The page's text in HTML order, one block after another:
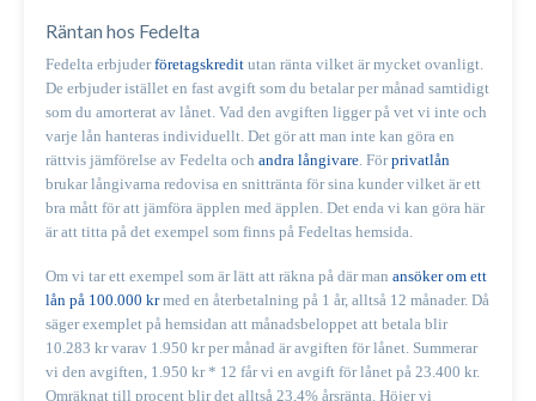
Räntan hos Fedelta
Fedelta erbjuderföretagskredit utan ränta vilket är mycket ovanligt.
De erbjuder istället en fast avgift som du betalar per månad samtidigt
som du amorterat av lånet. Vad den avgiften ligger på vet vi inte och
varje lån hanteras individuellt. Det gör att man inte kan göra en
rättvis jämförelse av Fedelta och andra långivare. Förprivatlån
brukar långivarna redovisa en snittränta för sina kunder vilket är ett
bra mått för att jämföra äpplen med äpplen. Det enda vi kan göra här
är att titta på det exempel som finns på Fedeltas hemsida.
Om vi tar ett exempel som är lätt att räkna på där man ansöker om ett
lån på 100.000 krmed en återbetalning på 1 år, alltså 12 månader. Då
säger exemplet på hemsidan att månadsbeloppet att betala blir
10.283 kr varav 1.950 kr per månad är avgiften för lånet. Summerar
vi den avgiften, 1.950 kr * 12 får vi en avgift för lånet på 23.400 kr.
Omräknat till procent blir det alltså 23,4% årsränta. Höjer vi